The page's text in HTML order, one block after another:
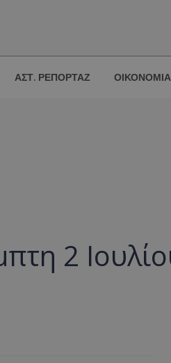
ΑΣΤ. ΡΕΠΟΡΤΑΖ ΟΙΚΟΝΟΜΙΑ
2